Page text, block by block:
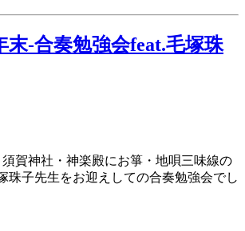
末-合奏勉強会feat.毛塚珠
賀神社・神楽殿にお箏・地唄三味線の
珠子先生をお迎えしての合奏勉強会でし